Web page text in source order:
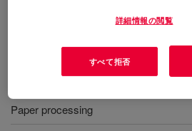
Fiber and textile processing
Food and fermentation
Kosher applications
Paper processing
詳細情報の閲覧
すべて拒否